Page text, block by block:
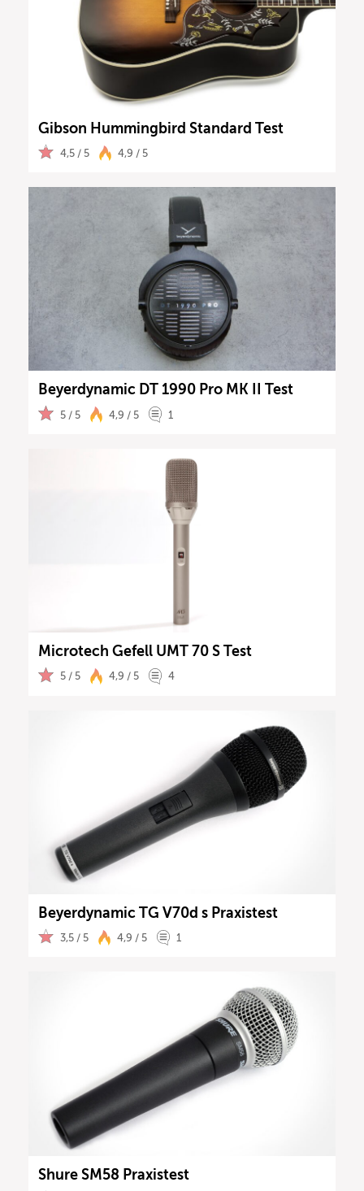
Gibson Hummingbird Standard Test
4,5 / 5 4,9 / 5
Beyerdynamic DT 1990 Pro MK II Test
5 / 5 4,9 / 5 1
Microtech Gefell UMT 70 S Test
5 / 5 4,9 / 5 4
Beyerdynamic TG V70d s Praxistest
3,5 / 5 4,9 / 5 1
Shure SM58 Praxistest